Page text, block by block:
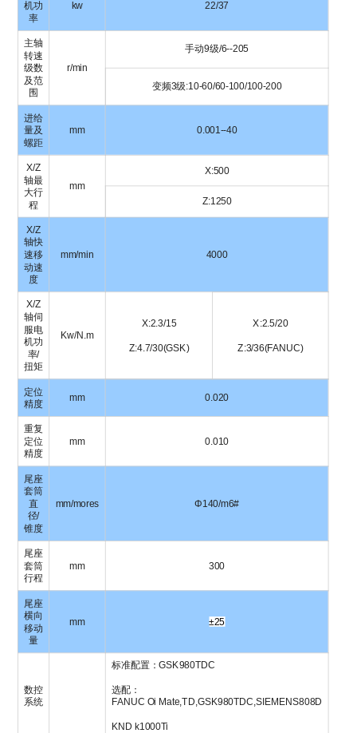
机功
率
kw 22/37
主轴
转速
级数
及范
围
r/min
手动9级/6--205
变频3级:10-60/60-100/100-200
进给
量及
螺距
mm 0.001--40
X/Z
轴最
大行
程
mm
X:500
Z:1250
X/Z
轴快
速移
动速
度
mm/min 4000
X/Z
轴伺
服电
机功
率/
扭矩
Kw/N.m
X:2.3/15
Z:4.7/30(GSK)
X:2.5/20
Z:3/36(FANUC)
定位
精度
mm 0.020
重复
定位
精度
mm 0.010
尾座
套筒
直
径/
锥度
mm/mores Φ140/m6#
尾座
套筒
行程
mm 300
尾座
横向
移动
量
mm ±25
数控
系统
标准配置：GSK980TDC
选配：
FANUC Oi Mate,TD,GSK980TDC,SIEMENS808D
KND k1000Ti